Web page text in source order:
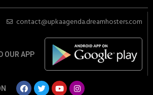
contact@upkaagenda.dreamhosters.com
OUR APP